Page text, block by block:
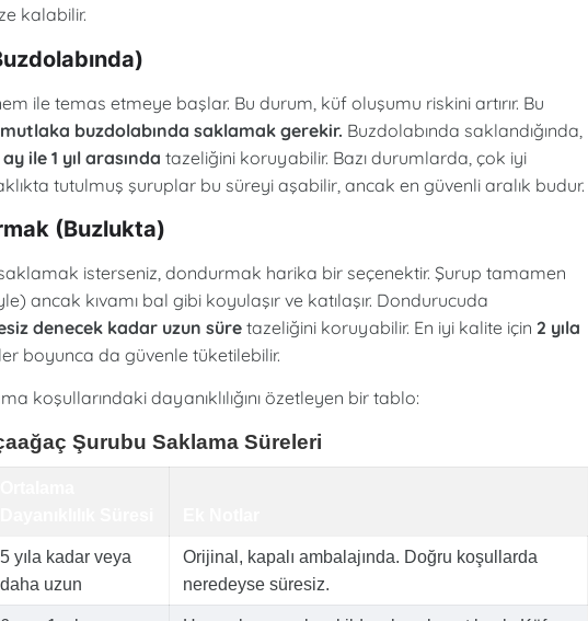
kalabilir.
ile temas etmeye başlar. Bu durum, küf oluşumu riskini artırır. Bu
mutlaka buzdolabında saklamak gerekir. Buzdolabında saklandığında,
ile 1 yıl arasında tazeliğini koruyabilir. Bazı durumlarda, çok iyi
tutulmuş şuruplar bu süreyi aşabilir, ancak en güvenli aralık budur.
(Buzlukta)
isterseniz, dondurmak harika bir seçenektir. Şurup tamamen
ancak kıvamı bal gibi koyulaşır ve katılaşır. Dondurucuda
denecek kadar uzun süretazeliğini koruyabilir. En iyi kalite için 2 yıla
boyunca da güvenle tüketilebilir.
koşullarındaki dayanıklılığını özetleyen bir tablo:
Şurubu Saklama Süreleri
5 yıla kadar veya
daha uzun
Orijinal, kapalı ambalajında. Doğru koşullarda
neredeyse süresiz.